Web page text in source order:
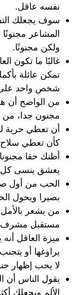
نفسه عاقل.
سوف يجعلك
المشاعر
ولكن مجنونًا.
غالبًا ما تكون
تمكن عائلة
شخص واحد على
من الواضح أن
مجنون جدا، من
أن تعطي حرية
كأن تعطي سلاح
أظنك حقا
يعشق ينسى
الحب من أول
بصيرا ويحول
من يشعر
مستقبل مشرف،
ميزة العاقل
يراوغها أو
لا يحب إظهار
يقول الناس أن
الألم ويجعلك